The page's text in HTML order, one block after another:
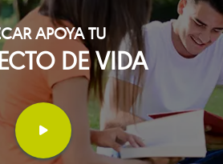
APOYA TU
DE VIDA